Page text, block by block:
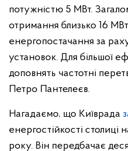
потужністю 5 МВт.
отримання близько 16
енергопостачання за
установок. Для більшої
доповнять частотні
Петро Пантелеєв.
Нагадаємо, що Київрада
енергостійкості столиці
року. Він передбачає